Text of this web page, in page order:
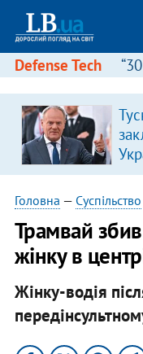
Defense Tech
Головна — Суспільство
Трамвай
жінку в
Жінку-водія